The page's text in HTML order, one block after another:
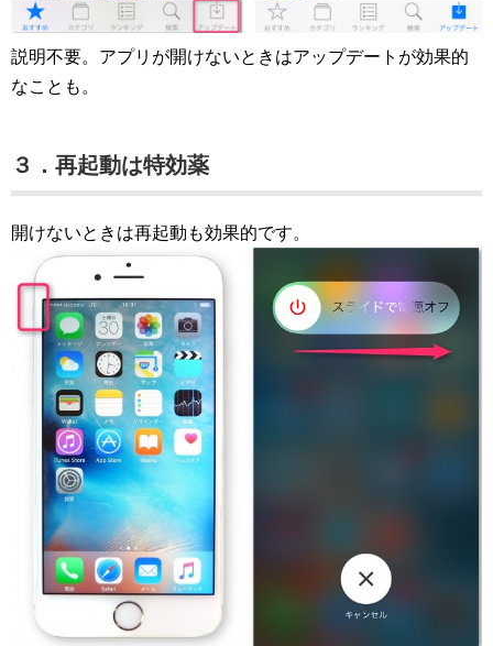
説明不要。アプリが開けないときはアップデートが効果的
なことも。
３．再起動は特効薬
開けないときは再起動も効果的です。